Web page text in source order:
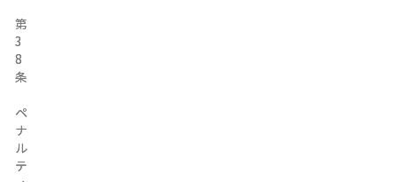
第
3
8
条
ペ
ナ
ル
テ
第
3
8
条
ペ
ナ
ル
テ